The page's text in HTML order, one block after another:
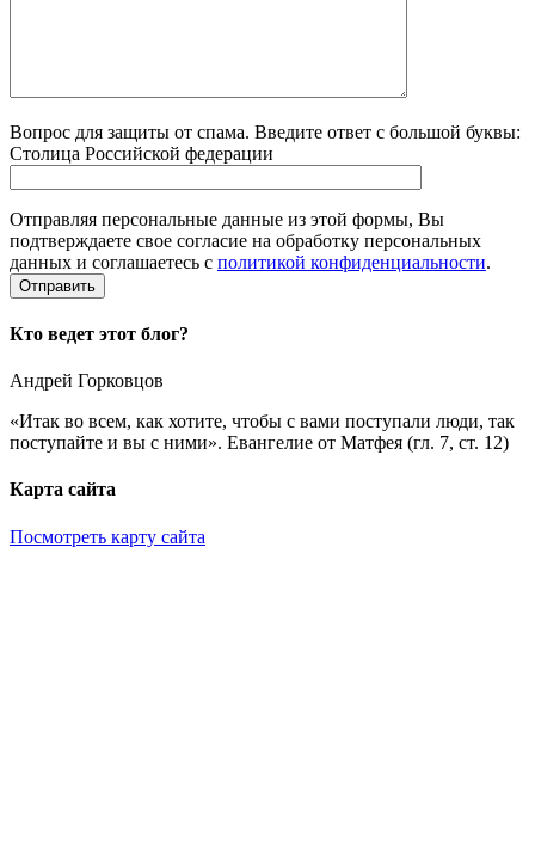
Вопрос для защиты от спама. Введите ответ с большой буквы:
Столица Российской федерации
Отправляя персональные данные из этой формы, Вы
подтверждаете свое согласие на обработку персональных
данных и соглашаетесь с политикой конфиденциальности.
Кто ведет этот блог?
Андрей Горковцов
«Итак во всем, как хотите, чтобы с вами поступали люди, так
поступайте и вы с ними». Евангелие от Матфея (гл. 7, ст. 12)
Карта сайта
Посмотреть карту сайта